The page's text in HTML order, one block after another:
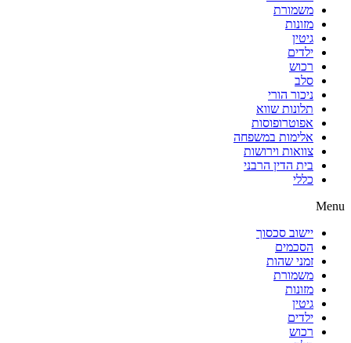
משמורת
מזונות
גיטין
ילדים
רכוש
סלב
ניכור הורי
תלונות שווא
אפוטרופוסות
אלימות במשפחה
צוואות וירושות
בית הדין הרבני
כללי
Menu
יישוב סכסוך
הסכמים
זמני שהות
משמורת
מזונות
גיטין
ילדים
רכוש